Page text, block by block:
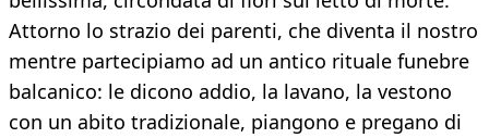
Attorno lo strazio dei parenti, che diventa il nostro
mentre partecipiamo ad un antico rituale funebre
balcanico: le dicono addio, la lavano, la vestono
con un abito tradizionale, piangono e pregano di